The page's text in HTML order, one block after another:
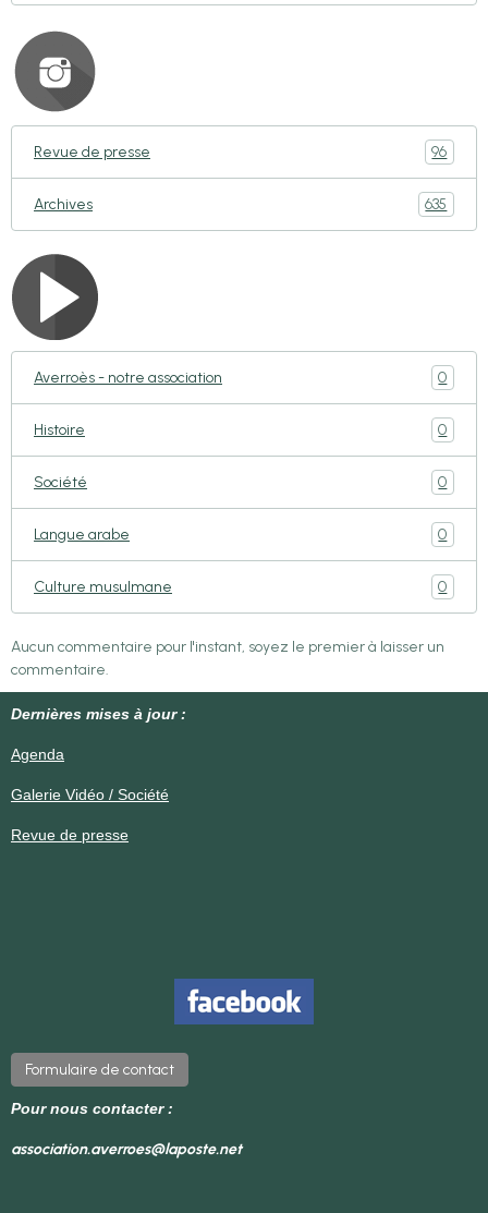
Revue de presse 96
Archives 635
Averroès - notre association 0
Histoire 0
Société 0
Langue arabe 0
Culture musulmane 0
Aucun commentaire pour l'instant, soyez le premier à laisser un
commentaire.
Dernières mises à jour :
Agenda
Galerie Vidéo / Société
Revue de presse
Formulaire de contact
Pour nous contacter :
association.averroes@laposte.net